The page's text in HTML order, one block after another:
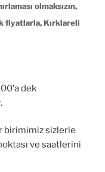
olmaksızın,
fiyatlarla, Kırklareli
dek
birimimiz sizlerle
ve saatlerini